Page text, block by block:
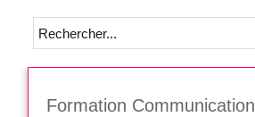
Formation Communication